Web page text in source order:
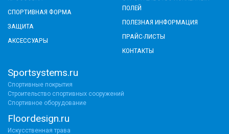
СПОРТИВНАЯ ФОРМА
ЗАЩИТА
АКСЕССУАРЫ
ПОЛЕЙ
ПОЛЕЗНАЯ ИНФОРМАЦИЯ
ПРАЙС-ЛИСТЫ
КОНТАКТЫ
Sportsystems.ru
Спортивные покрытия
Строительство спортивных сооружений
Спортивное оборудование
Floordesign.ru
Искусственная трава